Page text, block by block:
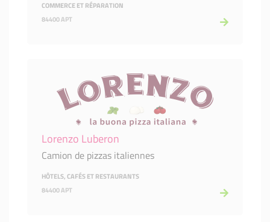
COMMERCE ET RÉPARATION
84400 APT
Lorenzo Luberon
Camion de pizzas italiennes
HÔTELS, CAFÉS ET RESTAURANTS
84400 APT